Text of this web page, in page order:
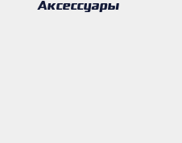
Аксессуары